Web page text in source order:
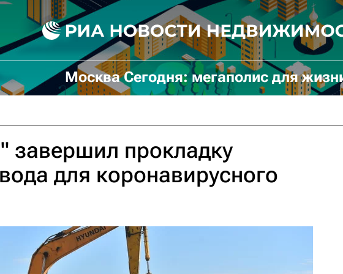
Москва Сегодня: мегаполис для
завершил прокладку
для коронавирусного